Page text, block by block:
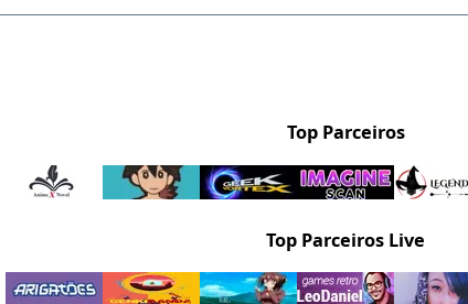
Top Parceiros
Top Parceiros Live